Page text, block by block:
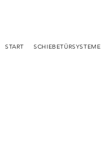
START SCHIEBETÜRSYSTEME